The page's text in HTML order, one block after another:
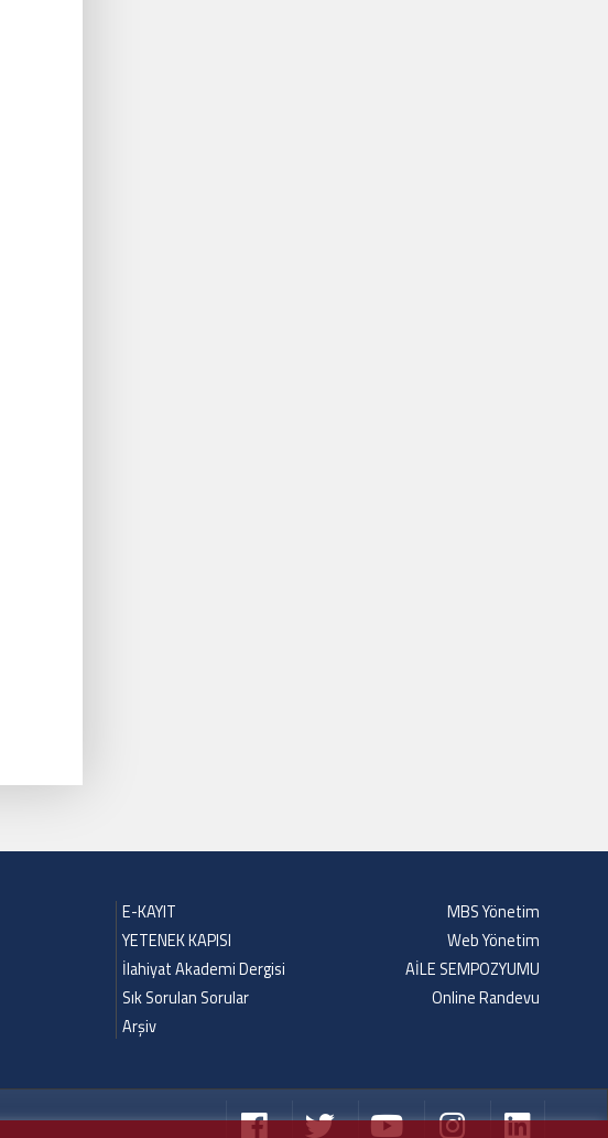
E-KAYIT
YETENEK KAPISI
İlahiyat Akademi Dergisi
Sık Sorulan Sorular
Arşiv
MBS Yönetim
Web Yönetim
AİLE SEMPOZYUMU
Online Randevu